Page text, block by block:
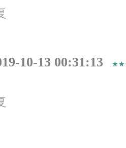
10-13 00:31:13